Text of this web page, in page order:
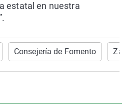
estatal en nuestra
Consejería de Fomento